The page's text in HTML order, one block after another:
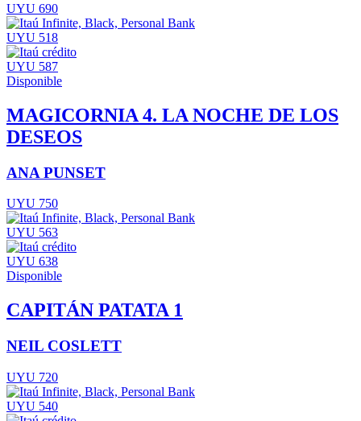
UYU 690
UYU 518
UYU 587
Disponible
MAGICORNIA 4. LA NOCHE DE LOS
DESEOS
ANA PUNSET
UYU 750
UYU 563
UYU 638
Disponible
CAPITÁN PATATA 1
NEIL COSLETT
UYU 720
UYU 540